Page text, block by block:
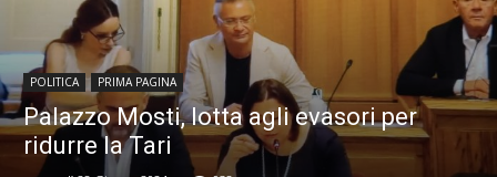
POLITICA PRIMA PAGINA
Palazzo Mosti, lotta agli evasori per
ridurre la Tari